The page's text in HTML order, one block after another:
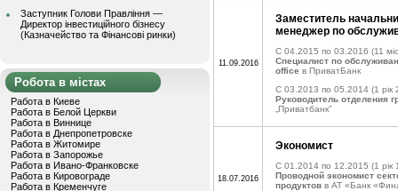
Заступник Голови Правління —
Директор інвестиційного бізнесу
(Казначейство та Фінансові ринки)
Робота в містах
Работа в Киеве
Работа в Белой Церкви
Работа в Виннице
Работа в Днепропетровске
Работа в Житомире
Работа в Запорожье
Работа в Ивано-Франковске
Работа в Кировограде
Работа в Кременчуге
11.09.2016
Заместитель
менеджер по
C 04.2015 по 03.2016 (11
Специалист по
office в ПриватБанк
C 03.2013 по 05.2014 (1 рік
Руководитель отделения
„Приватбанк”
18.07.2016
Экономист
C 01.2014 по 12.2015 (1 рік
Проводной экономист
продуктов в АТ «Банк